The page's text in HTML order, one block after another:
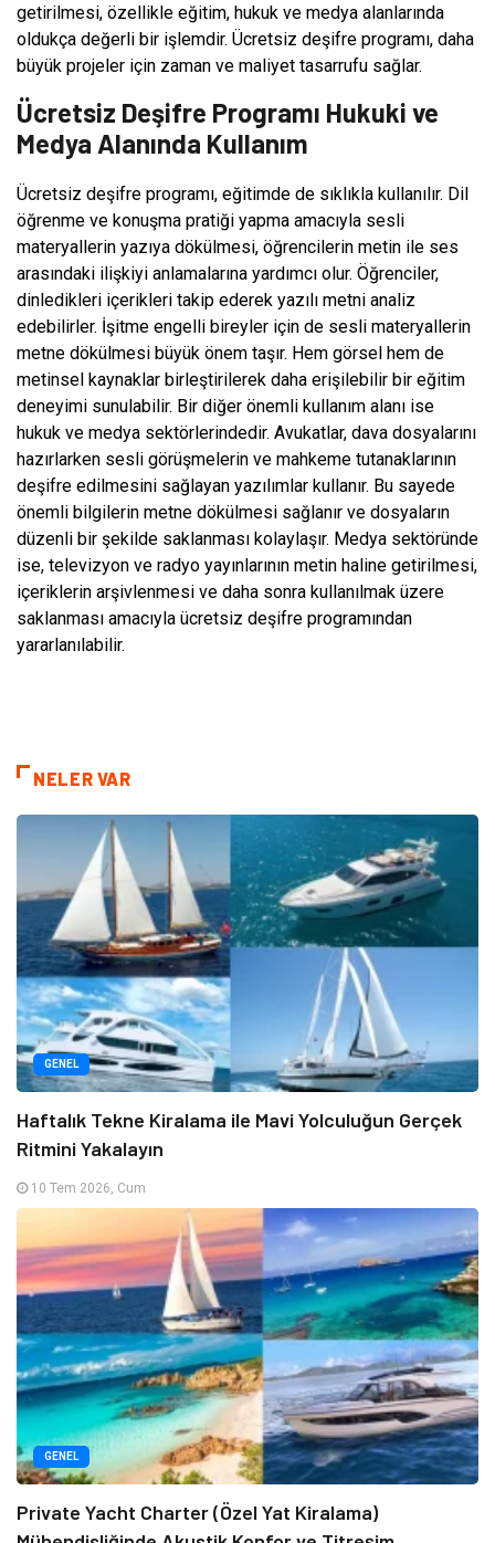
getirilmesi, özellikle eğitim, hukuk ve medya alanlarında
oldukça değerli bir işlemdir. Ücretsiz deşifre programı, daha
büyük projeler için zaman ve maliyet tasarrufu sağlar.
Ücretsiz Deşifre Programı Hukuki ve
Medya Alanında Kullanım
Ücretsiz deşifre programı, eğitimde de sıklıkla kullanılır. Dil
öğrenme ve konuşma pratiği yapma amacıyla sesli
materyallerin yazıya dökülmesi, öğrencilerin metin ile ses
arasındaki ilişkiyi anlamalarına yardımcı olur. Öğrenciler,
dinledikleri içerikleri takip ederek yazılı metni analiz
edebilirler. İşitme engelli bireyler için de sesli materyallerin
metne dökülmesi büyük önem taşır. Hem görsel hem de
metinsel kaynaklar birleştirilerek daha erişilebilir bir eğitim
deneyimi sunulabilir. Bir diğer önemli kullanım alanı ise
hukuk ve medya sektörlerindedir. Avukatlar, dava dosyalarını
hazırlarken sesli görüşmelerin ve mahkeme tutanaklarının
deşifre edilmesini sağlayan yazılımlar kullanır. Bu sayede
önemli bilgilerin metne dökülmesi sağlanır ve dosyaların
düzenli bir şekilde saklanması kolaylaşır. Medya sektöründe
ise, televizyon ve radyo yayınlarının metin haline getirilmesi,
içeriklerin arşivlenmesi ve daha sonra kullanılmak üzere
saklanması amacıyla ücretsiz deşifre programından
yararlanılabilir.
NELER VAR
GENEL
Haftalık Tekne Kiralama ile Mavi Yolculuğun Gerçek
Ritmini Yakalayın
10 Tem 2026, Cum
GENEL
Private Yacht Charter (Özel Yat Kiralama)